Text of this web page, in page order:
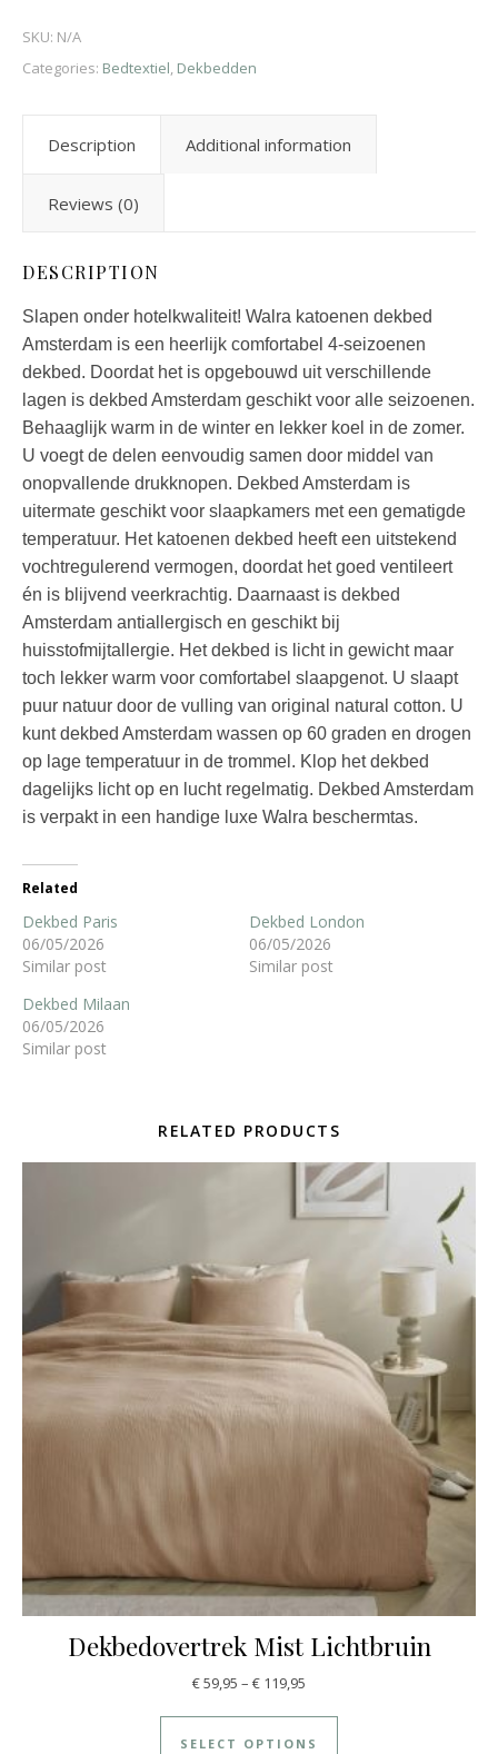
SKU: N/A
Categories: Bedtextiel, Dekbedden
Description Additional information
Reviews (0)
DESCRIPTION
Slapen onder hotelkwaliteit! Walra katoenen dekbed
Amsterdam is een heerlijk comfortabel 4-seizoenen
dekbed. Doordat het is opgebouwd uit verschillende
lagen is dekbed Amsterdam geschikt voor alle seizoenen.
Behaaglijk warm in de winter en lekker koel in de zomer.
U voegt de delen eenvoudig samen door middel van
onopvallende drukknopen. Dekbed Amsterdam is
uitermate geschikt voor slaapkamers met een gematigde
temperatuur. Het katoenen dekbed heeft een uitstekend
vochtregulerend vermogen, doordat het goed ventileert
én is blijvend veerkrachtig. Daarnaast is dekbed
Amsterdam antiallergisch en geschikt bij
huisstofmijtallergie. Het dekbed is licht in gewicht maar
toch lekker warm voor comfortabel slaapgenot. U slaapt
puur natuur door de vulling van original natural cotton. U
kunt dekbed Amsterdam wassen op 60 graden en drogen
op lage temperatuur in de trommel. Klop het dekbed
dagelijks licht op en lucht regelmatig. Dekbed Amsterdam
is verpakt in een handige luxe Walra beschermtas.
Related
Dekbed Paris
06/05/2026
Similar post
Dekbed London
06/05/2026
Similar post
Dekbed Milaan
06/05/2026
Similar post
RELATED PRODUCTS
Dekbedovertrek Mist Lichtbruin
€59,95 – € 119,95
SELECT OPTIONS